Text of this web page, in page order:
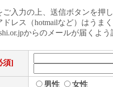
ご入力の上、送信ボタンを押
ドレス（hotmailなど）はうま
からのメールが届くよ
須]
男性
女性